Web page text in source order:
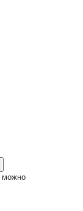
можно